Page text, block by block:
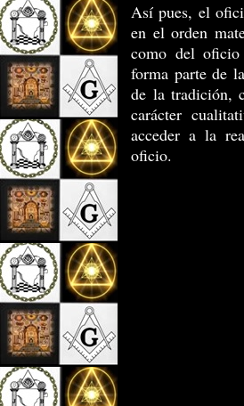
Así pues, el
en el orden
como del oficio
forma parte de
de la tradición,
carácter
acceder a la
oficio.